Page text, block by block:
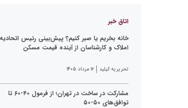
اتاق خبر
خانه بخریم یا صبر کنیم؟ پیش‌بینی رئیس اتحادیه
املاک و کارشناسان از آینده قیمت مسکن
تحریریه کیلید ۱۲ مرداد ۱۴۰۵
مشارکت در ساخت در تهران؛ از فرمول ۴۰-۶۰ تا
توافق‌های ۵۰-۵۰